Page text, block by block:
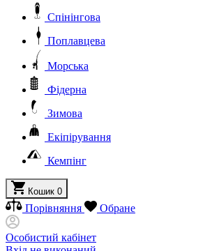
Спінінгова
Поплавцева
Морська
Фідерна
Зимова
Екіпірування
Кемпінг
Кошик 0
Порівняння Обране
Особистий кабінет